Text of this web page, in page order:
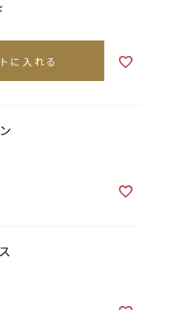
に入れる